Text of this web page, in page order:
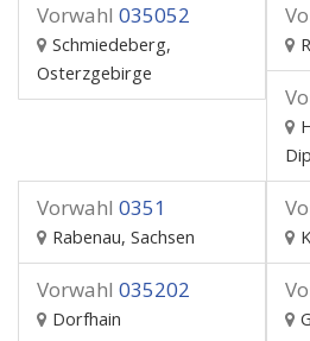
Vorwahl 035052
Schmiedeberg,
Osterzgebirge
Vorwahl 0351
Rabenau, Sachsen
Vorwahl 035202
Dorfhain